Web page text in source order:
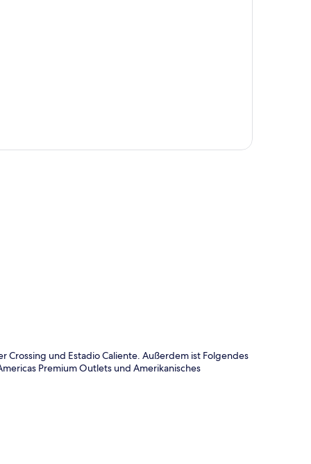
Crossing und Estadio Caliente. Außerdem ist Folgendes
Premium Outlets und Amerikanisches